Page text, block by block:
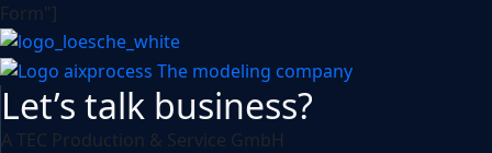
Form"]
Let’s talk business?
A TEC Production & Service GmbH